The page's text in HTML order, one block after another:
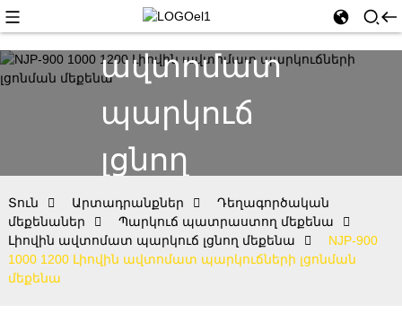
Լիովին
ավտոմատ
պարկուճ
լցնող
մեքենա
Տուն Արտադրանքներ
Դեղագործական
մեքենաներ
Պարկուճ պատրաստող մեքենա
Լիովին ավտոմատ պարկուճ լցնող մեքենա
NJP-900
1000 1200 Լիովին ավտոմատ պարկուճների լցոնման
մեքենա